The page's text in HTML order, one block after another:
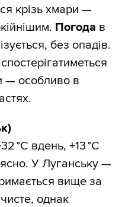
крізь хмари —
Погода в
без опадів.
— особливо в
°C вдень, +13 °C
У Луганську —
вище за
однак